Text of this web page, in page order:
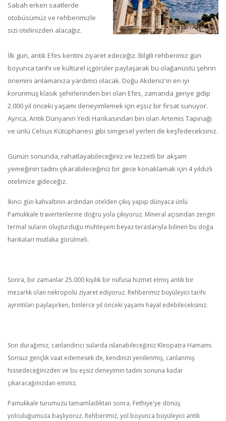
Sabah erken saatlerde
otobüsümüz ve rehberimizle
sizi otelinizden alacağız.
İlk gün, antik Efes kentini ziyaret edeceğiz. Bilgili rehberimiz gün
boyunca tarihi ve kültürel içgörüler paylaşarak bu olağanüstü şehrin
önemini anlamanıza yardımcı olacak. Doğu Akdeniz'in en iyi
korunmuş klasik şehirlerinden biri olan Efes, zamanda geriye gidip
2.000 yıl önceki yaşamı deneyimlemek için eşsiz bir fırsat sunuyor.
Ayrıca, Antik Dünyanın Yedi Harikasından biri olan Artemis Tapınağı
ve ünlü Celsus Kütüphanesi gibi simgesel yerleri de keşfedeceksiniz.
Günün sonunda, rahatlayabileceğiniz ve lezzetli bir akşam
yemeğinin tadını çıkarabileceğiniz bir gece konaklamak için 4 yıldızlı
otelimize gideceğiz.
İkinci gün kahvaltının ardından otelden çıkış yapıp dünyaca ünlü
Pamukkale travertenlerine doğru yola çıkıyoruz. Mineral açısından zengin
termal suların oluşturduğu muhteşem beyaz teraslarıyla bilinen bu doğa
harikaları mutlaka görülmeli.
Sonra, bir zamanlar 25.000 kişilik bir nüfusa hizmet etmiş antik bir
mezarlık olan nekropolü ziyaret ediyoruz. Rehberimiz büyüleyici tarihi
ayrıntıları paylaşırken, binlerce yıl önceki yaşamı hayal edebileceksiniz.
Son durağımız, canlandırıcı sularda ıslanabileceğiniz Kleopatra Hamamı.
Sonsuz gençlik vaat edemesek de, kendinizi yenilenmiş, canlanmış
hissedeceğinizden ve bu eşsiz deneyimin tadını sonuna kadar
çıkaracağınızdan eminiz.
Pamukkale turumuzu tamamladıktan sonra, Fethiye'ye dönüş
yolculuğumuza başlıyoruz. Rehberimiz, yol boyunca büyüleyici antik